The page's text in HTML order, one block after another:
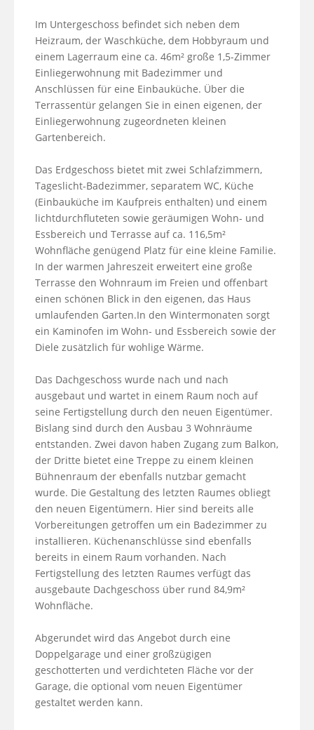
Im Untergeschoss befindet sich neben dem
Heizraum, der Waschküche, dem Hobbyraum und
einem Lagerraum eine ca. 46m² große 1,5-Zimmer
Einliegerwohnung mit Badezimmer und
Anschlüssen für eine Einbauküche. Über die
Terrassentür gelangen Sie in einen eigenen, der
Einliegerwohnung zugeordneten kleinen
Gartenbereich.
Das Erdgeschoss bietet mit zwei Schlafzimmern,
Tageslicht-Badezimmer, separatem WC, Küche
(Einbauküche im Kaufpreis enthalten) und einem
lichtdurchfluteten sowie geräumigen Wohn- und
Essbereich und Terrasse auf ca. 116,5m²
Wohnfläche genügend Platz für eine kleine Familie.
In der warmen Jahreszeit erweitert eine große
Terrasse den Wohnraum im Freien und offenbart
einen schönen Blick in den eigenen, das Haus
umlaufenden Garten.In den Wintermonaten sorgt
ein Kaminofen im Wohn- und Essbereich sowie der
Diele zusätzlich für wohlige Wärme.
Das Dachgeschoss wurde nach und nach
ausgebaut und wartet in einem Raum noch auf
seine Fertigstellung durch den neuen Eigentümer.
Bislang sind durch den Ausbau 3 Wohnräume
entstanden. Zwei davon haben Zugang zum Balkon,
der Dritte bietet eine Treppe zu einem kleinen
Bühnenraum der ebenfalls nutzbar gemacht
wurde. Die Gestaltung des letzten Raumes obliegt
den neuen Eigentümern. Hier sind bereits alle
Vorbereitungen getroffen um ein Badezimmer zu
installieren. Küchenanschlüsse sind ebenfalls
bereits in einem Raum vorhanden. Nach
Fertigstellung des letzten Raumes verfügt das
ausgebaute Dachgeschoss über rund 84,9m²
Wohnfläche.
Abgerundet wird das Angebot durch eine
Doppelgarage und einer großzügigen
geschotterten und verdichteten Fläche vor der
Garage, die optional vom neuen Eigentümer
gestaltet werden kann.